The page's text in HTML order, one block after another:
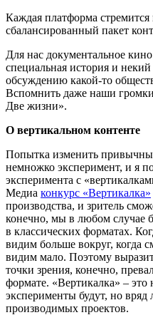
Каждая платформа стремится
сбалансированный пакет
Для нас документальное кино
специальная история и
обсуждению какой-то
Вспомнить даже наши
Две жизни».
О вертикальном контенте
Попытка изменить
немножко эксперимент, и я
эксперимента с
Медиа конкурс «Вертикалка»
производства, и зритель
конечно, мы в любом случае
в классических форматах.
видим больше вокруг, когда
видим мало. Поэтому
точки зрения, конечно,
формате. «Вертикалка» – это
эксперименты будут, но вряд
производимых проектов.